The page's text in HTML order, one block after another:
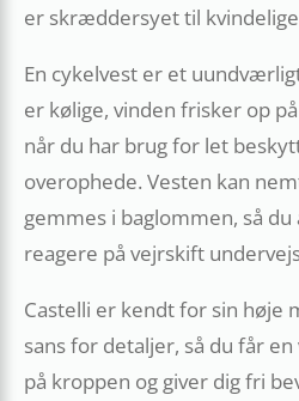
er skræddersyet til
En cykelvest er et
er kølige, vinden frisker op
når du har brug for let
overophede. Vesten kan
gemmes i baglommen, så
reagere på vejrskift
Castelli er kendt for sin høje
sans for detaljer, så du får
på kroppen og giver dig fri